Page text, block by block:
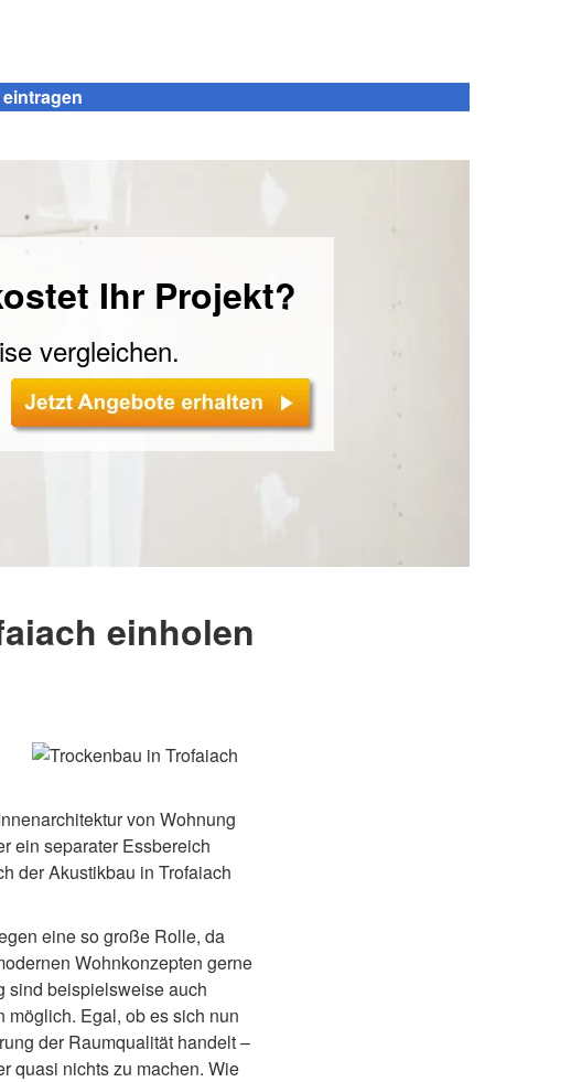
Ihr Projekt?
vergleichen.
einholen
von Wohnung
ein separater Essbereich
der Akustikbau in Trofaiach
eine so große Rolle, da
Wohnkonzepten gerne
sind beispielsweise auch
möglich. Egal, ob es sich nun
der Raumqualität handelt –
quasi nichts zu machen. Wie